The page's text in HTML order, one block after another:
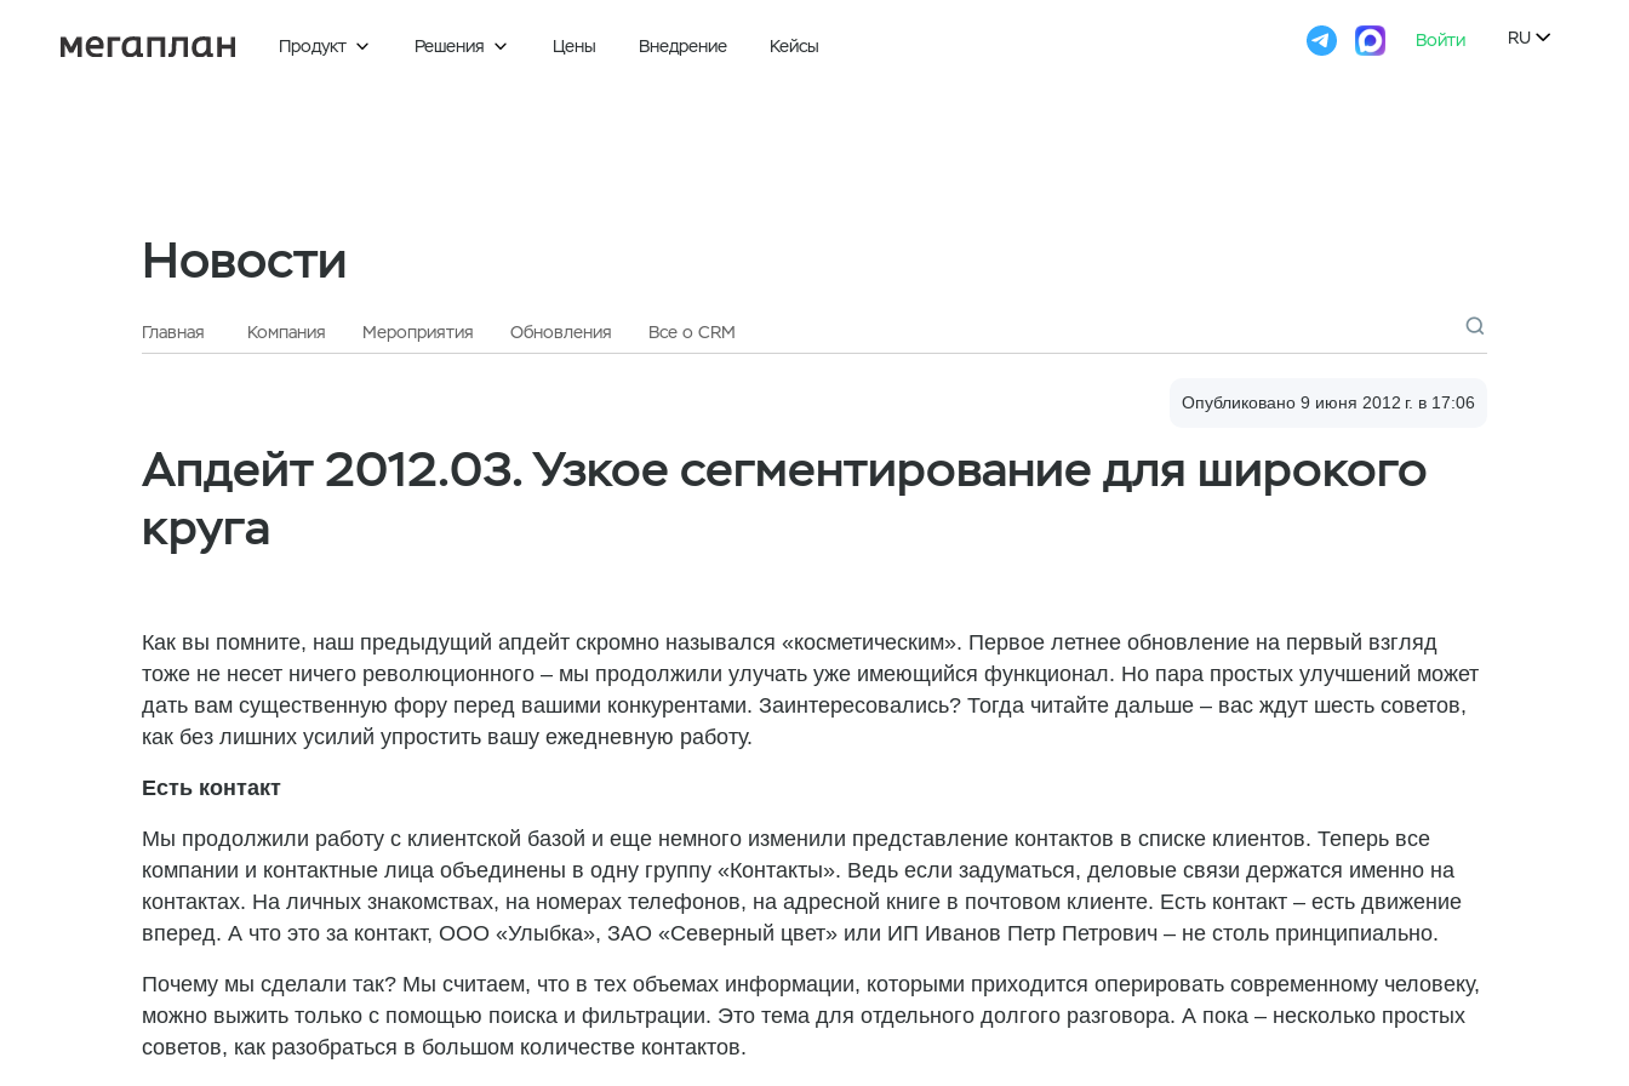
Продукт  Решения  Цены Внедрение Кейсы Войти RU 
Новости
Главная Компания Мероприятия Обновления Все о CRM 
Опубликовано 9 июня 2012 г. в 17:06
Апдейт 2012.03. Узкое сегментирование для широкого
круга
Как вы помните, наш предыдущий апдейт скромно назывался «косметическим». Первое летнее обновление на первый взгляд
тоже не несет ничего революционного – мы продолжили улучать уже имеющийся функционал. Но пара простых улучшений может
дать вам существенную фору перед вашими конкурентами. Заинтересовались? Тогда читайте дальше – вас ждут шесть советов,
как без лишних усилий упростить вашу ежедневную работу.
Есть контакт
Мы продолжили работу с клиентской базой и еще немного изменили представление контактов в списке клиентов. Теперь все
компании и контактные лица объединены в одну группу «Контакты». Ведь если задуматься, деловые связи держатся именно на
контактах. На личных знакомствах, на номерах телефонов, на адресной книге в почтовом клиенте. Есть контакт – есть движение
вперед. А что это за контакт, ООО «Улыбка», ЗАО «Северный цвет» или ИП Иванов Петр Петрович – не столь принципиально.
Почему мы сделали так? Мы считаем, что в тех объемах информации, которыми приходится оперировать современному человеку,
можно выжить только с помощью поиска и фильтрации. Это тема для отдельного долгого разговора. А пока – несколько простых
советов, как разобраться в большом количестве контактов.